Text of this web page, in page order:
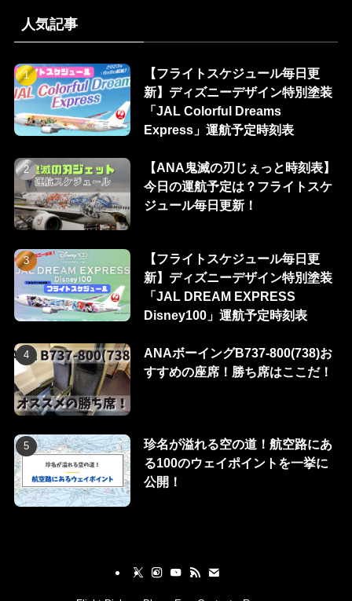
人気記事
【フライトスケジュール毎日更
新】ディズニーデザイン特別塗装
「JAL Colorful Dreams
Express」運航予定時刻表
【ANA鬼滅の刃じぇっと時刻表】
今日の運航予定は？フライトスケ
ジュール毎日更新！
【フライトスケジュール毎日更
新】ディズニーデザイン特別塗装
「JAL DREAM EXPRESS
Disney100」運航予定時刻表
ANAボーイングB737-800(738)お
すすめの座席！勝ち席はここだ！
珍名が溢れる空の道！航空路にあ
る100のウェイポイントを一挙に
公開！